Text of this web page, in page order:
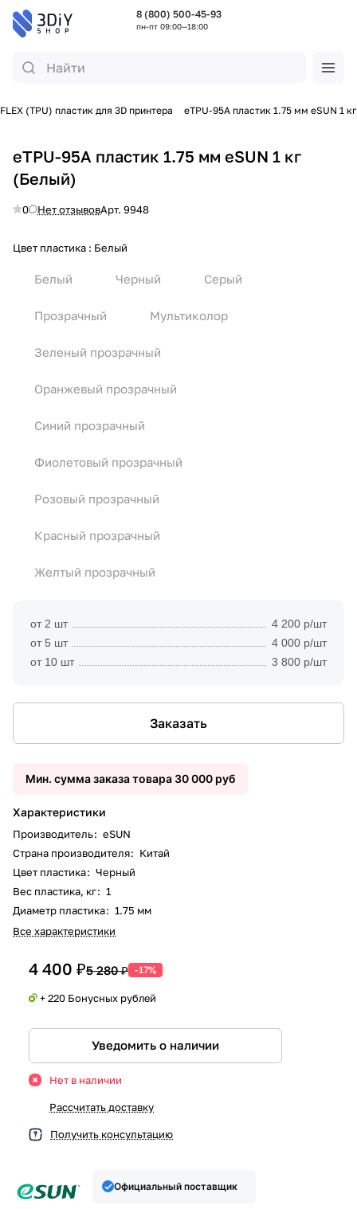
8 (800) 500-45-93
пн-пт 09:00—18:00
FLEX (TPU) пластик для 3D принтера eTPU-95A пластик 1.75 мм eSUN 1 кг
eTPU-95A пластик 1.75 мм eSUN 1 кг
(Белый)
0 Нет отзывовАрт. 9948
Цвет пластика : Белый
Белый Черный Серый
Прозрачный Мультиколор
Зеленый прозрачный
Оранжевый прозрачный
Синий прозрачный
Фиолетовый прозрачный
Розовый прозрачный
Красный прозрачный
Желтый прозрачный
от 2 шт
4 200 р/шт
от 5 шт
4 000 р/шт
от 10 шт
3 800 р/шт
Заказать
Мин. сумма заказа товара 30 000 руб
Характеристики
Производитель: eSUN
Страна производителя: Китай
Цвет пластика: Черный
Вес пластика, кг: 1
Диаметр пластика: 1.75 мм
Все характеристики
4 400 ₽5 280 ₽ -17%
+ 220 Бонусных рублей
Уведомить о наличии
Нет в наличии
Рассчитать доставку
Получить консультацию
Официальный поставщик